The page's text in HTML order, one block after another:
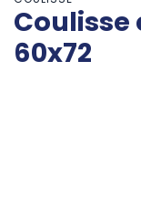
Coulisse
60x72